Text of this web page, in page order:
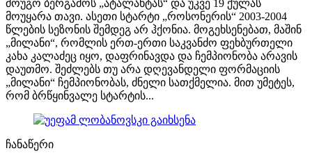
მოუგო ბერგამოს „ატალანტას“ და უკვე 19 ქულას
მოუყარა თავი. ასეთი სტარტი „როსონერის“ 2003-2004
წლების სეზონის შემდეგ არ ჰქონია. მოგეხსენებათ, მაშინ
„მილანი“, რომლის ერთ-ერთი საკვანძო ფეხბურთელი
კახა კალაძეც იყო, დაფრინავდა და ჩემპიონობა არავის
დაუთმო. შეძლებს თუ არა დღევანდელი ფორმაციის
„მილანი“ ჩემპიონობას, ძნელი სათქმელია. მით უმეტეს,
რომ ბრწყინვალე სტარტის...
ჩანაწერი